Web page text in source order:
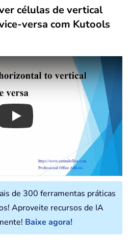
células de vertical
versa com Kutools
Play
de 300 ferramentas práticas
Aproveite recursos de IA
Baixe agora!